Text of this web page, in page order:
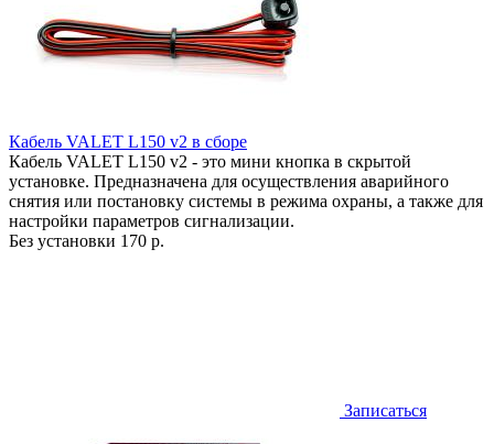
Кабель VALET L150 v2 в сборе
Кабель VALET L150 v2 - это мини кнопка в скрытой
установке. Предназначена для осуществления аварийного
снятия или постановку системы в режима охраны, а также для
настройки параметров сигнализации.
Без установки 170 р.
Записаться